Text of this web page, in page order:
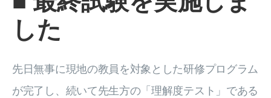
した
先日無事に現地の教員を対象とした研修プログラム
が完了し、続いて先生方の「理解度テスト」である